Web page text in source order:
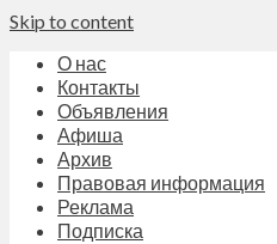
Skip to content
О нас
Контакты
Объявления
Афиша
Архив
Правовая информация
Реклама
Подписка